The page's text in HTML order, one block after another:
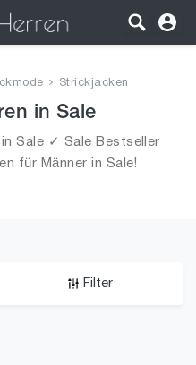
Strickjacken
in Sale
Sale ✓ Sale Bestseller
für Männer in Sale!
Filter